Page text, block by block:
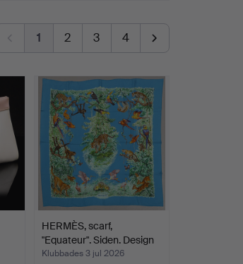
1 2 3 4
HERMÈS, scarf,
"Equateur". Siden. Design
R…
Klubbades 3 jul 2026